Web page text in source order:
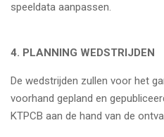
speeldata aanpassen.
4. PLANNING WEDSTRIJDEN
De wedstrijden zullen voor het
voorhand gepland en
KTPCB aan de hand van de